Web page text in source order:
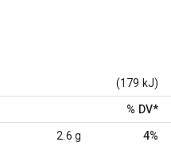
(179 kJ)
% DV*
2.6 g 4%